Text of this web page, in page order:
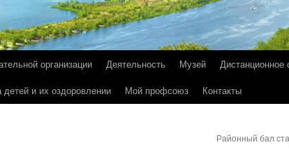
организации Деятельность Музей Дистанционное
и их оздоровлении
Мой профсоюз Контакты
Районный бал